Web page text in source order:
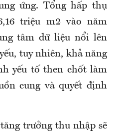
ứng. Tổng hấp thụ
triệu m2 vào năm
tâm dữ liệu nổi lên
tuy nhiên, khả năng
yếu tố then chốt làm
cung và quyết định
trưởng thu nhập sẽ